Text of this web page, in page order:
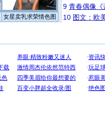
女星卖乳求荣情色图
9 青春偶像《
10 图文：欧